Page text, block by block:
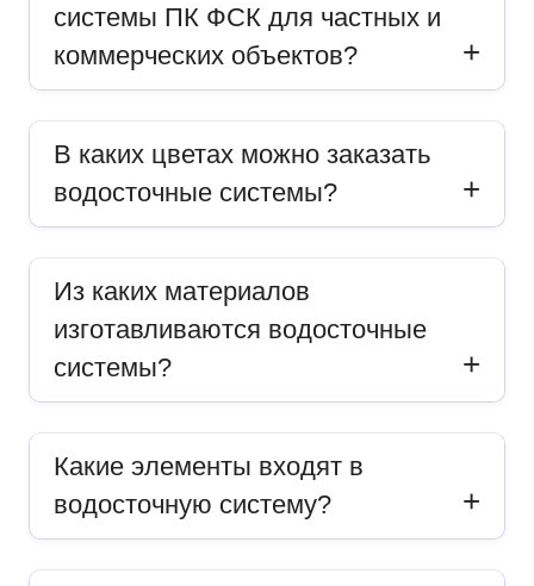
системы ПК ФСК для частных и
коммерческих объектов?
В каких цветах можно заказать
водосточные системы?
Из каких материалов
изготавливаются водосточные
системы?
Какие элементы входят в
водосточную систему?